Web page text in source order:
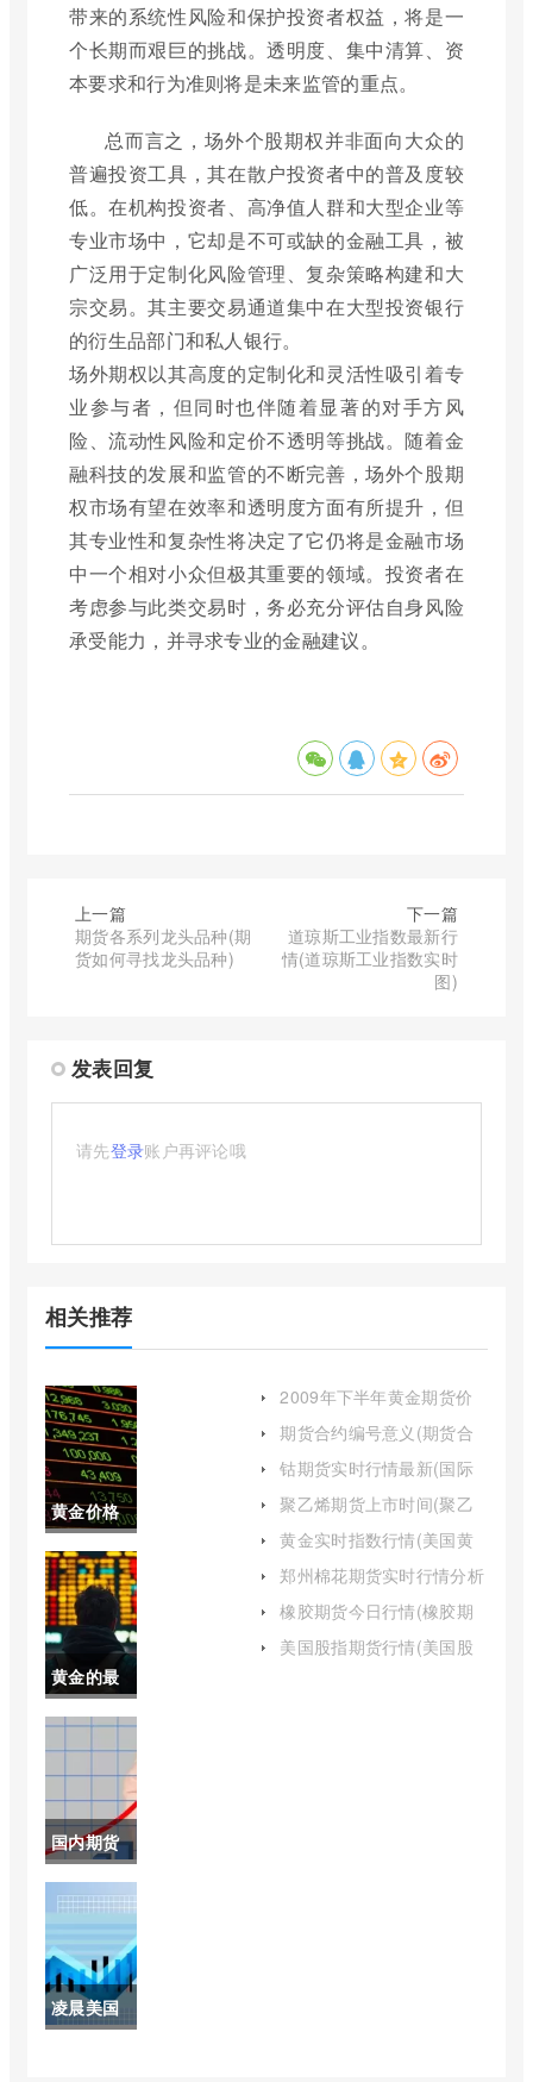
带来的系统性风险和保护投资者权益，将是一
个长期而艰巨的挑战。透明度、集中清算、资
本要求和行为准则将是未来监管的重点。
总而言之，场外个股期权并非面向大众的
普遍投资工具，其在散户投资者中的普及度较
低。在机构投资者、高净值人群和大型企业等
专业市场中，它却是不可或缺的金融工具，被
广泛用于定制化风险管理、复杂策略构建和大
宗交易。其主要交易通道集中在大型投资银行
的衍生品部门和私人银行。
场外期权以其高度的定制化和灵活性吸引着专
业参与者，但同时也伴随着显著的对手方风
险、流动性风险和定价不透明等挑战。随着金
融科技的发展和监管的不断完善，场外个股期
权市场有望在效率和透明度方面有所提升，但
其专业性和复杂性将决定了它仍将是金融市场
中一个相对小众但极其重要的领域。投资者在
考虑参与此类交易时，务必充分评估自身风险
承受能力，并寻求专业的金融建议。
上一篇
期货各系列龙头品种(期
货如何寻找龙头品种)
下一篇
道琼斯工业指数最新行
情(道琼斯工业指数实时
图)
发表回复
请先登录账户再评论哦
相关推荐
黄金价格
近期会跌
吗(黄金近
期会降价
吗)
黄金的最
新价格是
元(黄金最
新价格今
天多少一
克)
国内期货
交易时间
(期货交易
休息时间)
凌晨美国
2009年下半年黄金期货价
格)
期货合约编号意义(期货合
钴期货实时行情最新(国际
聚乙烯期货上市时间(聚乙
黄金实时指数行情(美国黄
郑州棉花期货实时行情分析
析报告)
橡胶期货今日行情(橡胶期
美国股指期货行情(美国股